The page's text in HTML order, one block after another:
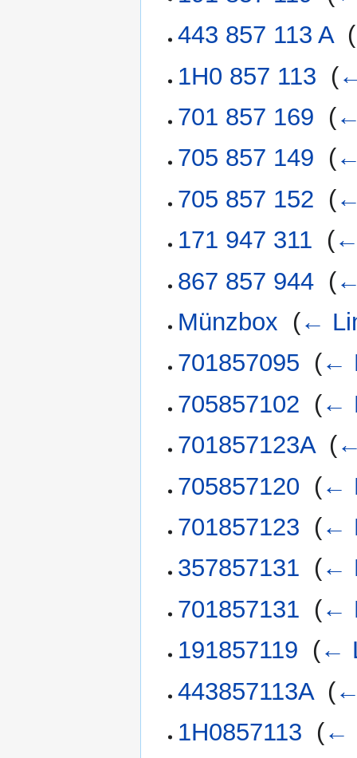
443 857 113 A‎ (
1H0 857 113 (
701 857 169 (
705 857 149 (
705 857 152 (
171 947 311 (
867 857 944 (
Münzbox (←
701857095 (←
705857102 (←
701857123A‎ (
705857120 (←
701857123 (←
357857131 (←
701857131 (←
191857119 (←
443857113A‎ (
1H0857113 (←